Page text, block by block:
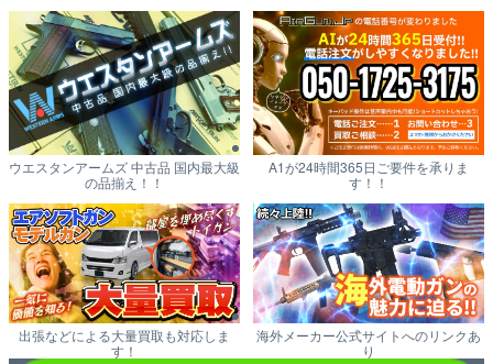
ウエスタンアームズ 中古品 国内最大級
の品揃え！！
A1が24時間365日ご要件を承りま
す！！
出張などによる大量買取も対応しま
す！
海外メーカー公式サイトへのリンクあ
り